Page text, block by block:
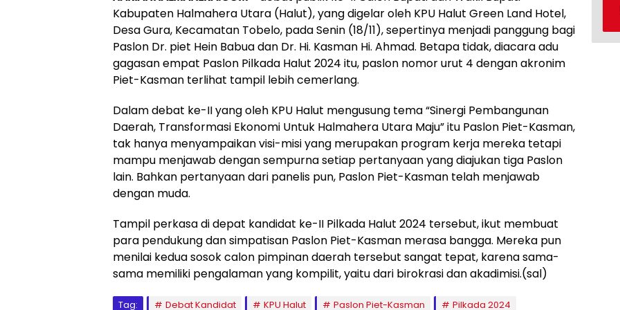
Kabupaten Halmahera Utara (Halut), yang digelar oleh KPU Halut Green Land Hotel,
Desa Gura, Kecamatan Tobelo, pada Senin (18/11), sepertinya menjadi panggung bagi
Paslon Dr. piet Hein Babua dan Dr. Hi. Kasman Hi. Ahmad. Betapa tidak, diacara adu
gagasan empat Paslon Pilkada Halut 2024 itu, paslon nomor urut 4 dengan akronim
Piet-Kasman terlihat tampil lebih cemerlang.
Dalam debat ke-II yang oleh KPU Halut mengusung tema “Sinergi Pembangunan
Daerah, Transformasi Ekonomi Untuk Halmahera Utara Maju” itu Paslon Piet-Kasman,
tak hanya menyampaikan visi-misi yang merupakan program kerja mereka tetapi
mampu menjawab dengan sempurna setiap pertanyaan yang diajukan tiga Paslon
lain. Bahkan pertanyaan dari panelis pun, Paslon Piet-Kasman telah menjawab
dengan muda.
Tampil perkasa di depat kandidat ke-II Pilkada Halut 2024 tersebut, ikut membuat
para pendukung dan simpatisan Paslon Piet-Kasman merasa bangga. Mereka pun
menilai kedua sosok calon pimpinan daerah tersebut sangat tepat, karena sama-
sama memiliki pengalaman yang kompilit, yaitu dari birokrasi dan akadimisi.(sal)
Tag: Debat Kandidat KPU Halut Paslon Piet-Kasman Pilkada 2024